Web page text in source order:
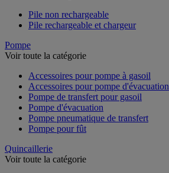
Pile non rechargeable
Pile rechargeable et chargeur
Pompe
Voir toute la catégorie
Accessoires pour pompe à gasoil
Accessoires pour pompe d'évacuation
Pompe de transfert pour gasoil
Pompe d'évacuation
Pompe pneumatique de transfert
Pompe pour fût
Quincaillerie
Voir toute la catégorie